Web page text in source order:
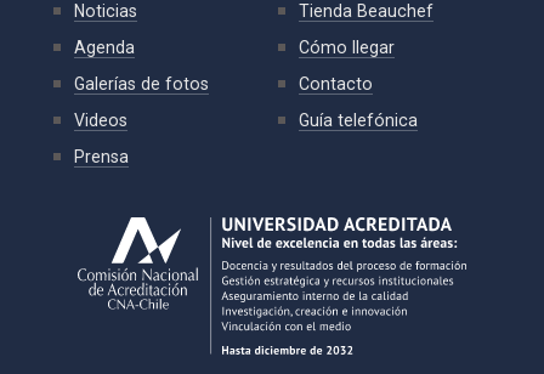
Noticias
Agenda
Galerías de fotos
Videos
Prensa
Tienda Beauchef
Cómo llegar
Contacto
Guía telefónica